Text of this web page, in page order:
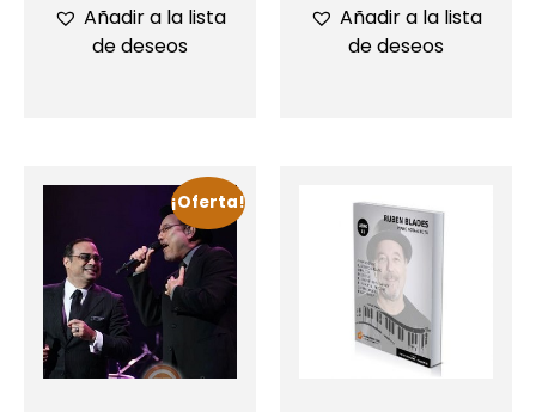
Añadir a la lista
de deseos
Añadir a la lista
de deseos
¡Oferta!